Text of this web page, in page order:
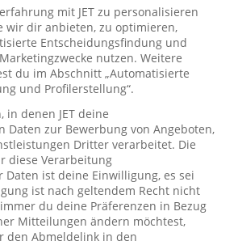
mit JET zu personalisieren
wir dir anbieten, zu optimieren,
Entscheidungsfindung und
nutzen. Weitere
du im Abschnitt „Automatisierte
und Profilerstellung“.
in denen JET deine
Daten zur Bewerbung von Angeboten,
Dritter verarbeitet. Die
diese Verarbeitung
Daten ist deine Einwilligung, es sei
ist nach geltendem Recht nicht
du deine Präferenzen in Bezug
Mitteilungen ändern möchtest,
den Abmeldelink in den